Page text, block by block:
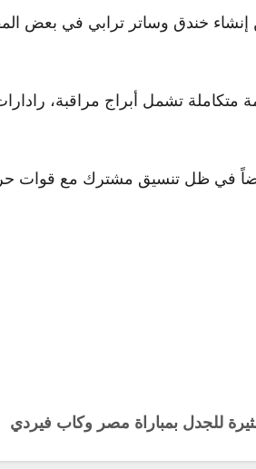
خندق وساتر ترابي في بعض
متكاملة تشمل أبراج مراقبة،
في ظل تنسيق مشترك مع قوات
للجدل بمباراة مصر وكاب فيردي